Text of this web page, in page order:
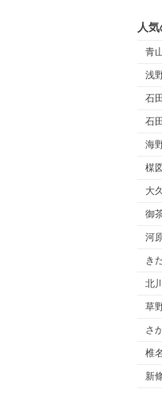
人
青
浅
石
石
海
楳
大
御
河
き
北
草
さ
椎
新